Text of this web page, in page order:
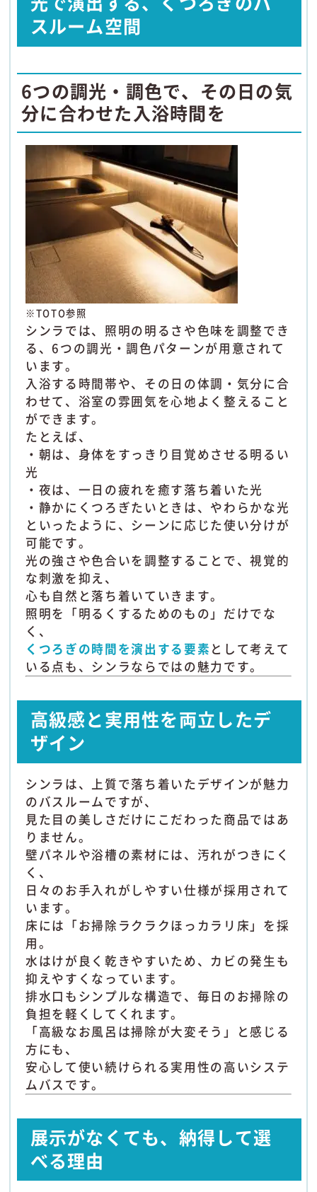
スルーム空間
6つの調光・調色で、その日の気
分に合わせた入浴時間を
※TOTO参照
シンラでは、照明の明るさや色味を調整でき
る、6つの調光・調色パターンが用意されて
います。
入浴する時間帯や、その日の体調・気分に合
わせて、浴室の雰囲気を心地よく整えること
ができます。
たとえば、
・朝は、身体をすっきり目覚めさせる明るい
光
・夜は、一日の疲れを癒す落ち着いた光
・静かにくつろぎたいときは、やわらかな光
といったように、シーンに応じた使い分けが
可能です。
光の強さや色合いを調整することで、視覚的
な刺激を抑え、
心も自然と落ち着いていきます。
照明を「明るくするためのもの」だけでな
く、
くつろぎの時間を演出する要素 として考えて
いる点も、シンラならではの魅力です。
高級感と実用性を両立したデ
ザイン
シンラは、上質で落ち着いたデザインが魅力
のバスルームですが、
見た目の美しさだけにこだわった商品ではあ
りません。
壁パネルや浴槽の素材には、汚れがつきにく
く、
日々のお手入れがしやすい仕様が採用されて
います。
床には「お掃除ラクラクほっカラリ床」を採
用。
水はけが良く乾きやすいため、カビの発生も
抑えやすくなっています。
排水口もシンプルな構造で、毎日のお掃除の
負担を軽くしてくれます。
「高級なお風呂は掃除が大変そう」と感じる
方にも、
安心して使い続けられる実用性の高いシステ
ムバスです。
展示がなくても、納得して選
べる理由